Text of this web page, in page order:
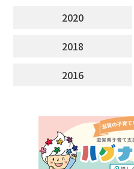
2020
2018
2016